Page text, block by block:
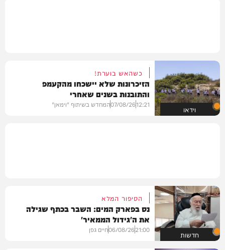
וידאו
כשהאש בוערת!
הזיכרונות שלא יישכחו מהקעמפ
והתובנות בשנים שאחרי
12:21
07/08/26המחדש בשיתוף "וימאן"
חדשות
הסיפור המלא
נס בפארק המים: השבר בכתף שגילה
את ה'גידול הממאיר'
21:00
06/08/26חיים גפן